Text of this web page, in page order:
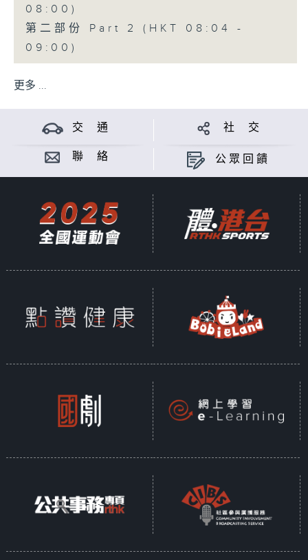
08:00)
第二部份 Part 2 (HKT 08:04 -
09:00)
更多 ...
交 通 社 交
聯 絡 公眾回饋